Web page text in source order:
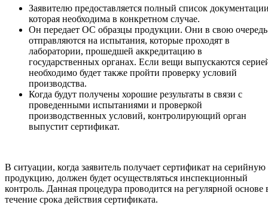
Заявителю предоставляется полный список
которая необходима в конкретном случае.
Он передает ОС образцы продукции. Они в свою очередь
отправляются на испытания, которые проходят в
лаборатории, прошедшей аккредитацию в
государственных органах. Если вещи выпускаются
необходимо будет также пройти проверку условий
производства.
Когда будут получены хорошие результаты в связи с
проведенными испытаниями и проверкой
производственных условий, контролирующий орган
выпустит сертификат.
В ситуации, когда заявитель получает сертификат на серийную
продукцию, должен будет осуществляться инспекционный
контроль. Данная процедура проводится на регулярной основе
течение срока действия сертификата.